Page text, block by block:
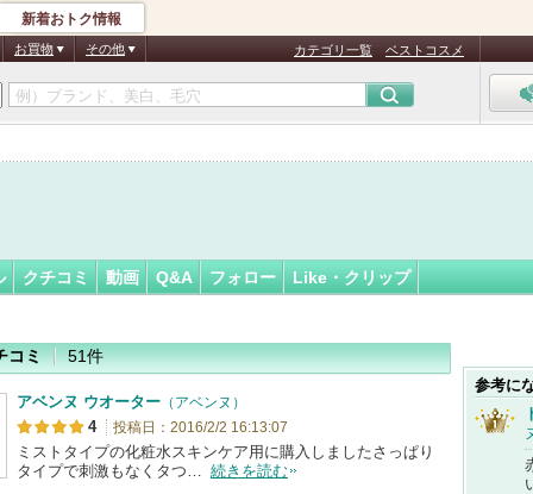
新着おトク情報
お買物 その他 カテゴリ一覧 ベストコスメ
ん
クチコミ 動画 Q&A フォロー Like・クリップ
コミ 51件
アベンヌ ウオーター （アベンヌ）
4 投稿日：2016/2/2 16:13:07
ミストタイプの化粧水スキンケア用に購入しましたさっぱり
タイプで刺激もなくタつ… 続きを読む
参考に